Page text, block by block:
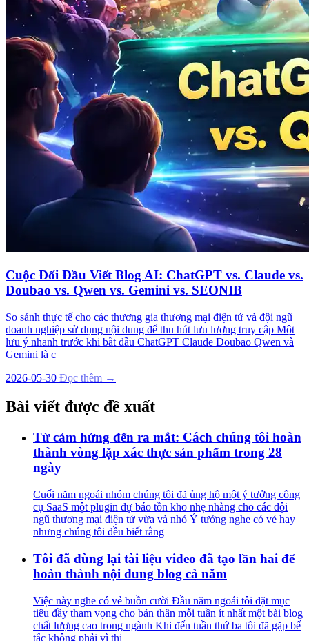
Cuộc Đối Đầu Viết Blog AI: ChatGPT vs. Claude vs.
Doubao vs. Qwen vs. Gemini vs. SEONIB
So sánh thực tế cho các thương gia thương mại điện tử và đội ngũ
doanh nghiệp sử dụng nội dung để thu hút lưu lượng truy cập Một
lưu ý nhanh trước khi bắt đầu ChatGPT Claude Doubao Qwen và
Gemini là c
2026-05-30 Đọc thêm →
Bài viết được đề xuất
Từ cảm hứng đến ra mắt: Cách chúng tôi hoàn
thành vòng lặp xác thực sản phẩm trong 28
ngày
Cuối năm ngoái nhóm chúng tôi đã ủng hộ một ý tưởng công
cụ SaaS một plugin dự báo tồn kho nhẹ nhàng cho các đội
ngũ thương mại điện tử vừa và nhỏ Ý tưởng nghe có vẻ hay
nhưng chúng tôi đều biết rằng
Tôi đã dùng lại tài liệu video đã tạo lần hai để
hoàn thành nội dung blog cả năm
Việc này nghe có vẻ buồn cười Đầu năm ngoái tôi đặt mục
tiêu đầy tham vọng cho bản thân mỗi tuần ít nhất một bài blog
chất lượng cao trong ngành Khi đến tuần thứ ba tôi đã gặp bế
tắc không phải vì thi